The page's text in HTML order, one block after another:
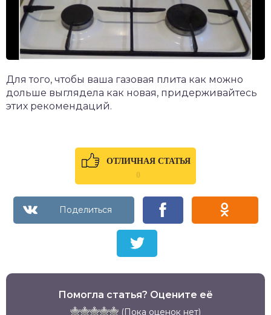
Для того, чтобы ваша газовая плита как можно
дольше выглядела как новая, придерживайтесь
этих рекомендаций.
ОТЛИЧНАЯ СТАТЬЯ
0
Помогла статья? Оцените её
(Пока оценок нет)